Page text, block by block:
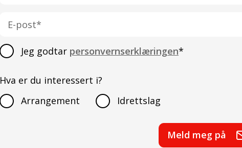
post
Jeg godtar personvernserklæringen*
Hva er du interessert i?
Arrangement
Idrettslag
Meld meg på